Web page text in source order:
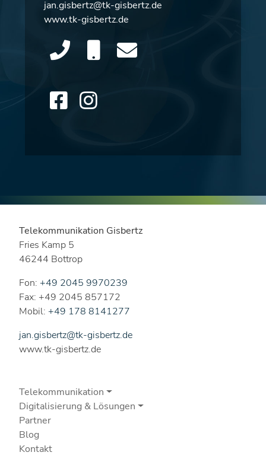
jan.gisbertz@tk-gisbertz.de
www.tk-gisbertz.de
Telekommunikation Gisbertz
Fries Kamp 5
46244 Bottrop
Fon: +49 2045 9970239
Fax: +49 2045 857172
Mobil: +49 178 8141277
jan.gisbertz@tk-gisbertz.de
www.tk-gisbertz.de
Telekommunikation
Digitalisierung & Lösungen
Partner
Blog
Kontakt